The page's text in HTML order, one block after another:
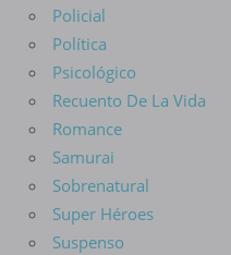
Policial
Política
Psicológico
Recuento De La Vida
Romance
Samurai
Sobrenatural
Super Héroes
Suspenso